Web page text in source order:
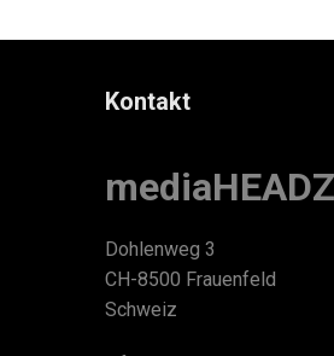
Kontakt
mediaHEADZ
Dohlenweg 3
CH-8500 Frauenfeld
Schweiz